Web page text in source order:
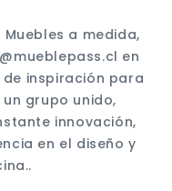
a medida,
en
inspiración para
un grupo unido,
innovación,
en el diseño y